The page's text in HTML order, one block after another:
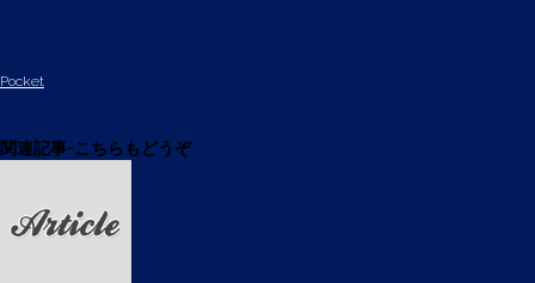
Pocket
関連記事-こちらもどうぞ